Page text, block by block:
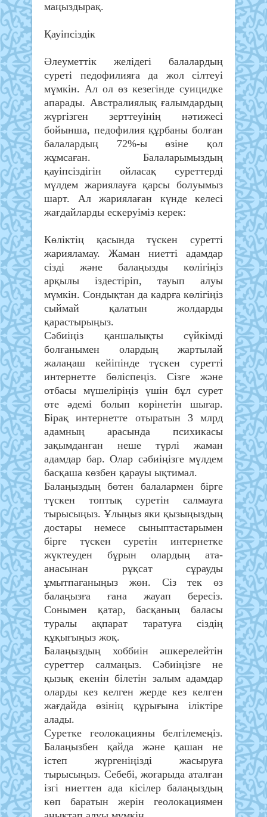
маңыздырақ.
Қауіпсіздік
Әлеуметтік желідегі балалардың
суреті педофилияға да жол сілтеуі
мүмкін. Ал ол өз кезегінде суицидке
апарады. Австралиялық ғалымдардың
жүргізген зерттеуінің нәтижесі
бойынша, педофилия құрбаны болған
балалардың 72%-ы өзіне қол
жұмсаған. Балаларымыздың
қауіпсіздігін ойласақ суреттерді
мүлдем жариялауға қарсы болуымыз
шарт. Ал жариялаған күнде келесі
жағдайларды ескеруіміз керек:
Көліктің қасында түскен суретті
жарияламау. Жаман ниетті адамдар
сізді және балаңызды көлігіңіз
арқылы іздестіріп, тауып алуы
мүмкін. Сондықтан да кадрға көлігіңіз
сыймай қалатын жолдарды
қарастырыңыз.
Сәбиіңіз қаншалықты сүйкімді
болғанымен олардың жартылай
жалаңаш кейіпінде түскен суретті
интернетте бөліспеңіз. Сізге және
отбасы мүшеліріңіз үшін бұл сурет
өте әдемі болып көрінетін шығар.
Бірақ интернетте отыратын 3 млрд
адамның арасында психикасы
зақымданған неше түрлі жаман
адамдар бар. Олар сәбиіңізге мүлдем
басқаша көзбен қарауы ықтимал.
Балаңыздың бөтен балалармен бірге
түскен топтық суретін салмауға
тырысыңыз. Ұлыңыз яки қызыңыздың
достары немесе сыныптастарымен
бірге түскен суретін интернетке
жүктеуден бұрын олардың ата-
анасынан рұқсат сұрауды
ұмытпағаныңыз жөн. Сіз тек өз
балаңызға ғана жауап бересіз.
Сонымен қатар, басқаның баласы
туралы ақпарат таратуға сіздің
құқығыңыз жоқ.
Балаңыздың хоббиін әшкерелейтін
суреттер салмаңыз. Сәбиіңізге не
қызық екенін білетін залым адамдар
оларды кез келген жерде кез келген
жағдайда өзінің құрығына іліктіре
алады.
Суретке геолокацияны белгілемеңіз.
Балаңызбен қайда және қашан не
істеп жүргеніңізді жасыруға
тырысыңыз. Себебі, жоғарыда аталған
ізгі ниеттен ада кісілер балаңыздың
көп баратын жерін геолокациямен